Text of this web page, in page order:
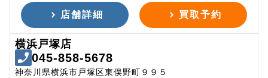
店舗詳細 買取予約
横浜戸塚店
045-858-5678
神奈川県横浜市戸塚区東俣野町９９５